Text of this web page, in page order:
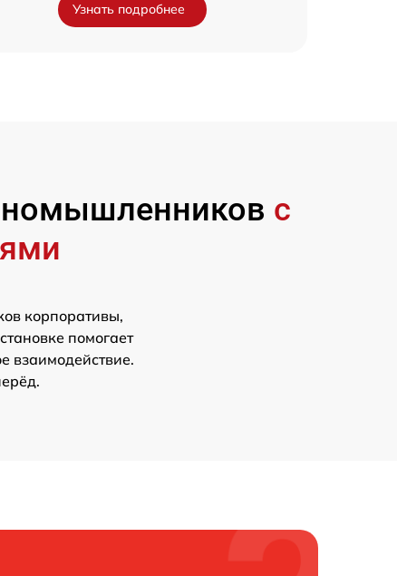
Узнать подробнее
с
корпоративы,
помогает
взаимодействие.